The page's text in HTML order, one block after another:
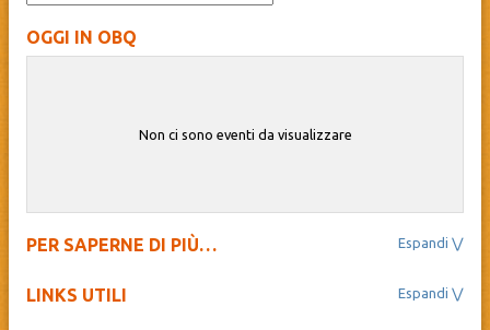
OGGI IN OBQ
Non ci sono eventi da visualizzare
PER SAPERNE DI PIÙ…
Novantesimo
OBQ Next 100
LINKS UTILI